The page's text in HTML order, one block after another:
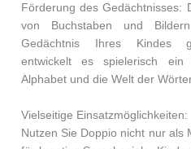
Förderung des Gedächtnisses:
von Buchstaben und
Gedächtnis Ihres Kindes
entwickelt es spielerisch
Alphabet und die Welt der
Vielseitige Einsatzmöglichkeiten:
Nutzen Sie Doppio nicht nur als